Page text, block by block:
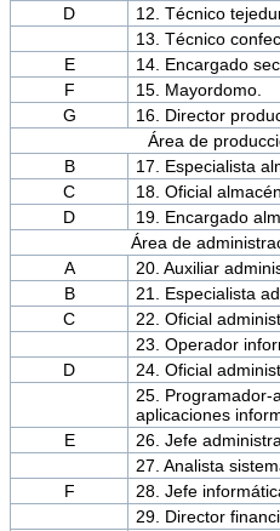
D
12. Técnico
13. Técnico
E
14. Encargado
F
15. Mayordomo.
G
16. Director
Área de
B
17. Especialista
C
18. Oficial
D
19. Encargado
Área de
A
20. Auxiliar
B
21. Especialista
C
22. Oficial
23. Operador
D
24. Oficial
25. Programador-
aplicaciones
E
26. Jefe
27. Analista
F
28. Jefe
29. Director